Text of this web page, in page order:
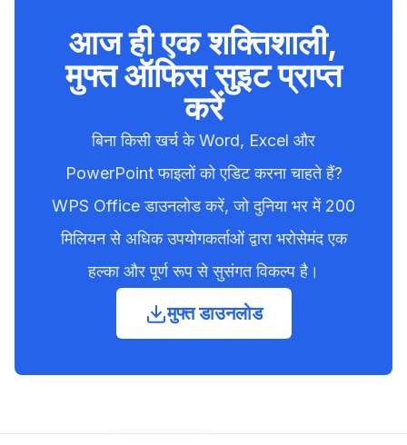
ले सकते हैं। छात्र और शिक्षक अपने शिक्षण संस्थान के
माध्यम से मुफ्त संस्करण प्राप्त करने के पात्र हो सकते हैं।
ऑफिस ऐप्स का पूरा सूट, निरंतर फीचर अपडेट और
OneDrive जैसी क्लाउड सेवाएं शामिल हैं। इसके विपरीत,
ऑफिस 2021 एकमुश्त खरीदारी है जो केवल एक कंप्यूटर
के लिए ऐप्स का स्थिर संस्करण प्रदान करती है और इसमें
भविष्य के नए फीचर अपडेट शामिल नहीं होते हैं।
आज ही एक शक्तिशाली,
मुफ्त ऑफिस सुइट प्राप्त
करें
बिना किसी खर्च के Word, Excel और
PowerPoint फाइलों को एडिट करना चाहते हैं?
WPS Office डाउनलोड करें, जो दुनिया भर में 200
मिलियन से अधिक उपयोगकर्ताओं द्वारा भरोसेमंद एक
हल्का और पूर्ण रूप से सुसंगत विकल्प है।
मुफ्त डाउनलोड